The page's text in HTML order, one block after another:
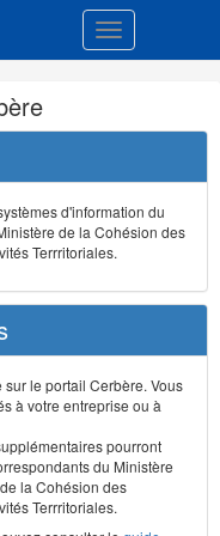
Toggle
d'information du
de la Cohésion des
Terrritoriales.
le portail Cerbère. Vous
à votre entreprise ou à
pourront
du Ministère
la Cohésion des
Terrritoriales.